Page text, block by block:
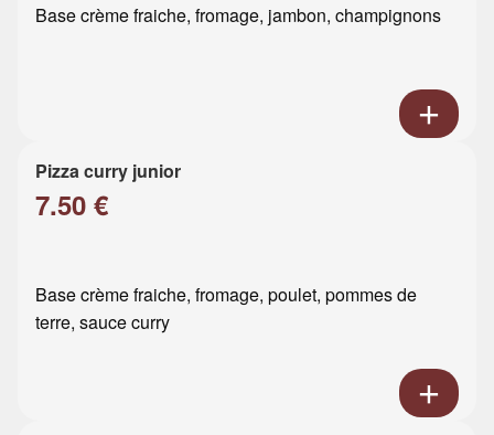
Base crème fraiche, fromage, jambon, champignons
Pizza curry junior
7.50 €
Base crème fraiche, fromage, poulet, pommes de
terre, sauce curry